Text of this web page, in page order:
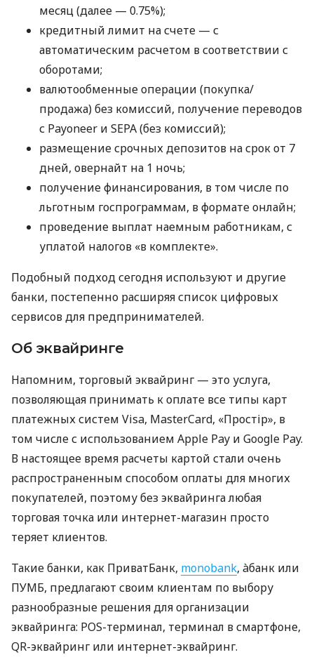
месяц (далее — 0.75%);
кредитный лимит на счете — с
автоматическим расчетом в соответствии с
оборотами;
валютообменные операции (покупка/
продажа) без комиссий, получение переводов
с Payoneer и SEPA (без комиссий);
размещение срочных депозитов на срок от 7
дней, овернайт на 1 ночь;
получение финансирования, в том числе по
льготным госпрограммам, в формате онлайн;
проведение выплат наемным работникам, с
уплатой налогов «в комплекте».
Подобный подход сегодня используют и другие
банки, постепенно расширяя список цифровых
сервисов для предпринимателей.
Об эквайринге
Напомним, торговый эквайринг — это услуга,
позволяющая принимать к оплате все типы карт
платежных систем Visa, MasterCard, «Простір», в
том числе с использованием Apple Pay и Google Pay.
В настоящее время расчеты картой стали очень
распространенным способом оплаты для многих
покупателей, поэтому без эквайринга любая
торговая точка или интернет-магазин просто
теряет клиентов.
Такие банки, как ПриватБанк, monobank, àбанк или
ПУМБ, предлагают своим клиентам по выбору
разнообразные решения для организации
эквайринга: POS-терминал, терминал в смартфоне,
QR-эквайринг или интернет-эквайринг.